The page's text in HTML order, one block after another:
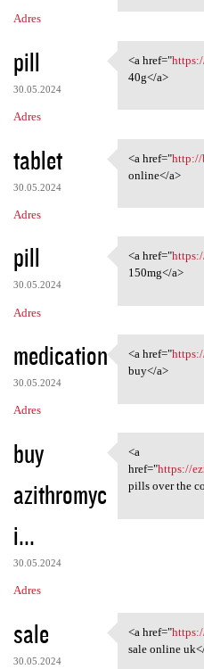
Adres
pill
30.05.2024
Adres
<a
<a href="
40g</a>
tablet
30.05.2024
Adres
<a
<a href="http://
online</a>
pill
30.05.2024
Adres
<a
<a href="
150mg</a>
medication
30.05.2024
Adres
<a
<a href="
buy</a>
buy
azithromyc
i...
30.05.2024
Adres
<a
<a
href="https://
pills over the
sale
30.05.2024
<a
<a href="
sale online